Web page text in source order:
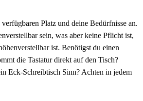
Platz und deine Bedürfnisse an.
sein, was aber keine Pflicht ist,
ist. Benötigst du einen
die Tastatur direkt auf den Tisch?
Eck-Schreibtisch Sinn? Achten in jedem